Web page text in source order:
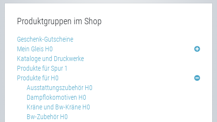
Produktgruppen im Shop
Geschenk-Gutscheine
Mein Gleis H0
Kataloge und Druckwerke
Produkte für Spur 1
Produkte für H0
Ausstattungszubehör H0
Dampflokomotiven H0
Kräne und Bw-Kräne H0
Bw-Zubehör H0